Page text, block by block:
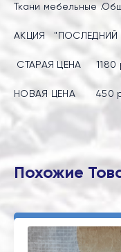
Ткани мебельные
АКЦИЯ "ПОСЛЕДНИЙ
СТАРАЯ ЦЕНА 1180
НОВАЯ ЦЕНА 450
Похожие